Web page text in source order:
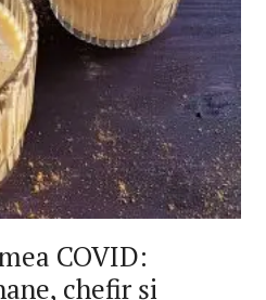
COVID:
chefir și